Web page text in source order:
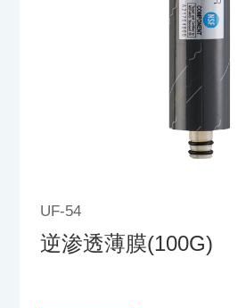
UF-54
逆渗透薄膜(100G)